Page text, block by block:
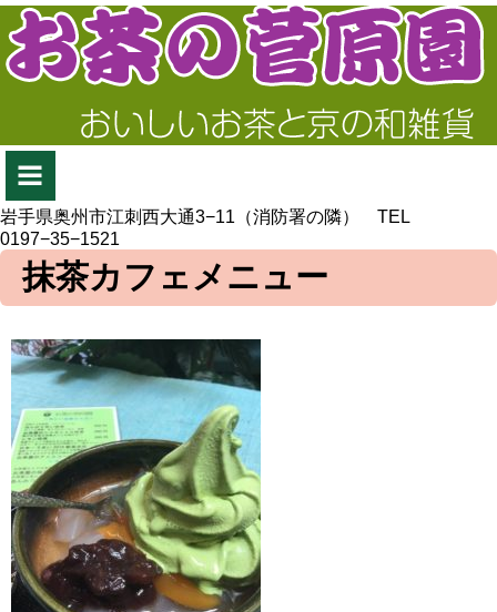
岩手県奥州市江刺西大通3−11（消防署の隣） TEL
0197−35−1521
抹茶カフェメニュー